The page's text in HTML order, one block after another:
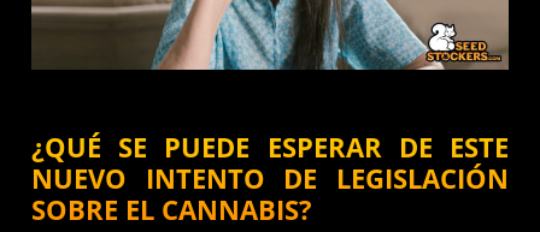
¿QUÉ SE PUEDE ESPERAR DE ESTE
NUEVO INTENTO DE LEGISLACIÓN
SOBRE EL CANNABIS?